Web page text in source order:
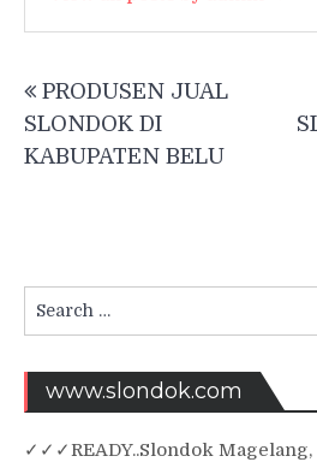
navigation
PRODUSEN JUAL
SLONDOK DI
KABUPATEN BELU
for:
www.slondok.com
✓ ✓✓READY..Slondok